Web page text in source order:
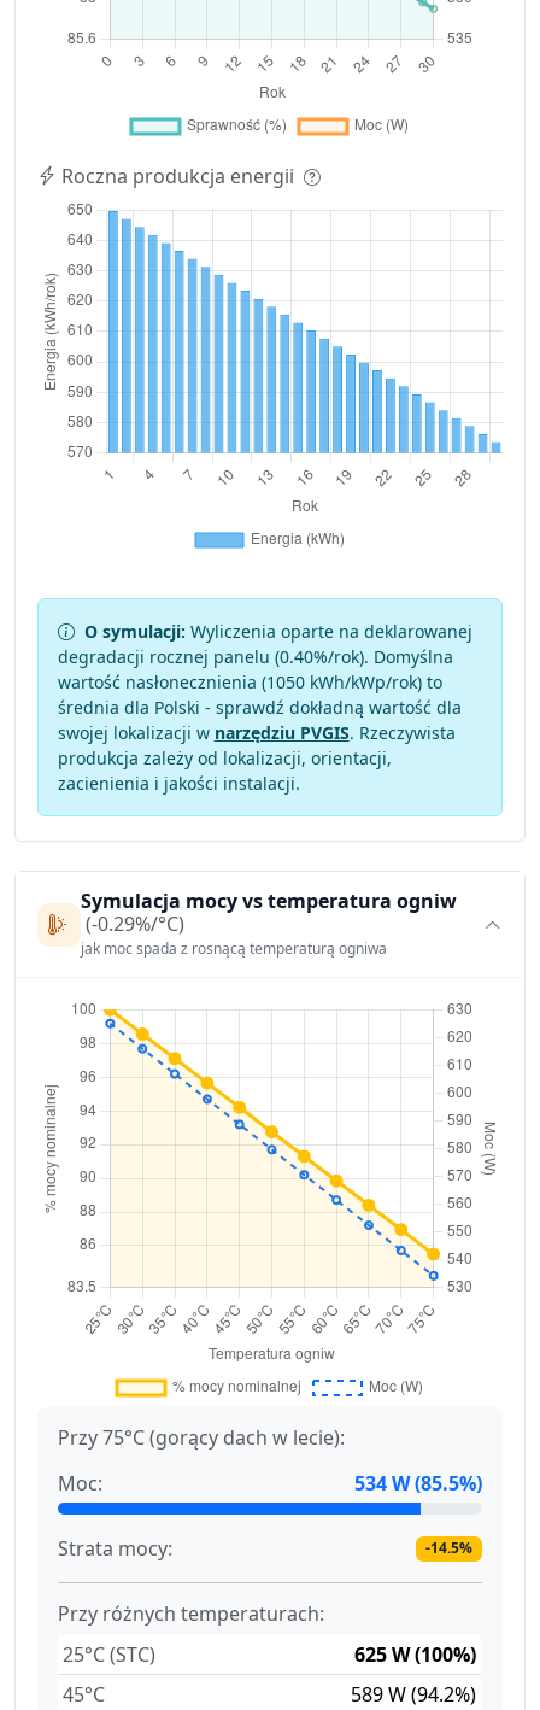
Roczna produkcja energii
O symulacji: Wyliczenia oparte na deklarowanej
degradacji rocznej panelu (0.40%/rok). Domyślna
wartość nasłonecznienia (1050 kWh/kWp/rok) to
średnia dla Polski - sprawdź dokładną wartość dla
swojej lokalizacji w narzędziu PVGIS. Rzeczywista
produkcja zależy od lokalizacji, orientacji,
zacienienia i jakości instalacji.
Symulacja mocy vs temperatura ogniw
(-0.29%/°C)
jak moc spada z rosnącą temperaturą ogniwa
Przy 75°C (gorący dach w lecie):
Moc:
534 W (85.5%)
Strata mocy: -14.5%
Przy różnych temperaturach:
25°C (STC)
625 W (100%)
45°C
589 W (94.2%)